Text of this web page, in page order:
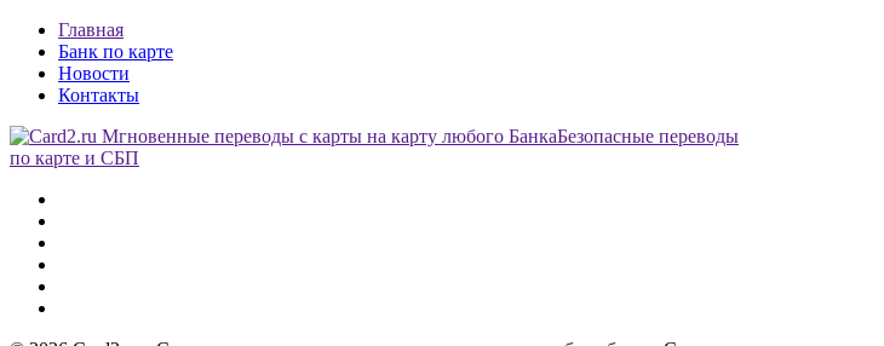
Главная
Банк по карте
Новости
Контакты
Безопасные переводы
по карте и СБП